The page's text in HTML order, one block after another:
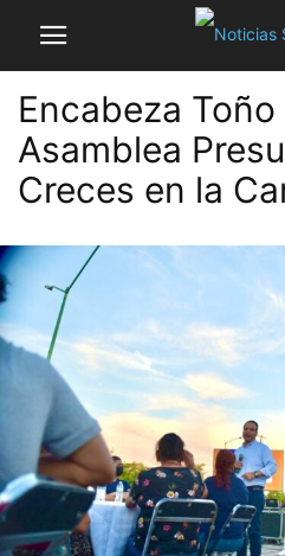
Encabeza
Asamblea
Creces en la